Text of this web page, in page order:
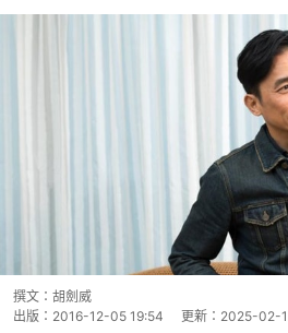
撰文： 胡劍威
出版： 2016-12-05 19:54 更新： 2025-02-